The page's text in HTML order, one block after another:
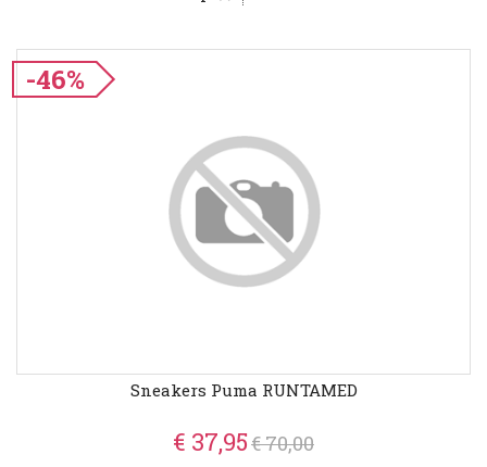
-46%
Sneakers Puma RUNTAMED
€ 37,95€ 70,00